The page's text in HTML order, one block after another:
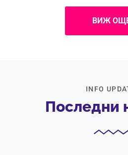
ВИЖ
INFO
Последни